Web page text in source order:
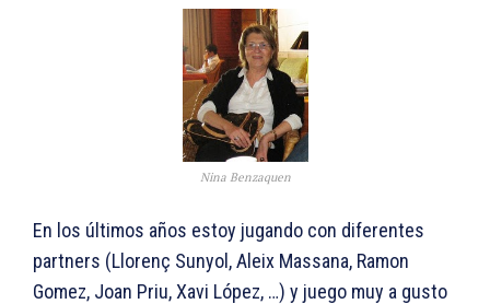
Nina Benzaquen
En los últimos años estoy jugando con diferentes
partners (Llorenç Sunyol, Aleix Massana, Ramon
Gomez, Joan Priu, Xavi López, …) y juego muy a gusto